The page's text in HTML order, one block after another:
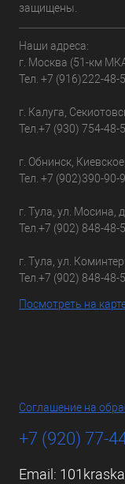
защищены.
Наши адреса:
г. Москва (51-км
Тел. +7 (916)222-48-
г. Калуга,
Тел. +7 (930) 754-48-
г. Обнинск,
Тел. +7 (902)390-90-
г. Тула, ул. Мосина,
Тел. +7 (902) 848-48-
г. Тула, ул.
Тел. +7 (902) 848-48-
Посмотреть на
Соглашение на
+7 (920) 77-
Email: